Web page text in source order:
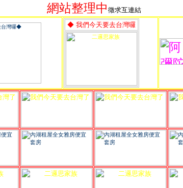
網站整理中 徵求互連結
◆ 我們今天要去台灣囉